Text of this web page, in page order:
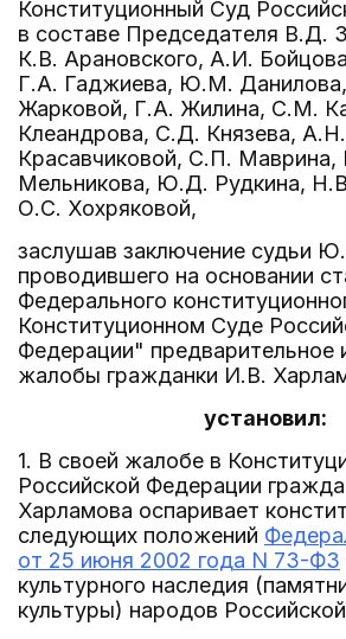
Конституционный Суд
в составе Председателя В.Д.
К.В. Арановского, А.И.
Г.А. Гаджиева, Ю.М.
Жарковой, Г.А. Жилина, С.М.
Клеандрова, С.Д. Князева,
Красавчиковой, С.П. Маврина,
Мельникова, Ю.Д. Рудкина,
О.С. Хохряковой,
заслушав заключение судьи
проводившего на основании
Федерального
Конституционном Суде
Федерации" предварительное
жалобы гражданки И.В.
установил:
1. В своей жалобе в
Российской Федерации
Харламова оспаривает
следующих положений
от 25 июня 2002 года N 73-ФЗ
культурного наследия
культуры) народов